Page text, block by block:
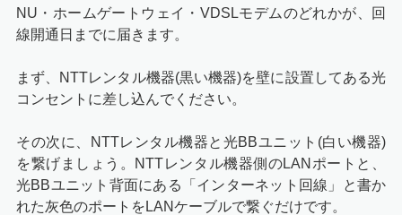
NU・ホームゲートウェイ・VDSLモデムのどれかが、回
線開通日までに届きます。
まず、NTTレンタル機器(黒い機器)を壁に設置してある光
コンセントに差し込んでください。
その次に、NTTレンタル機器と光BBユニット(白い機器)
を繋げましょう。NTTレンタル機器側のLANポートと、
光BBユニット背面にある「インターネット回線」と書か
れた灰色のポートをLANケーブルで繋ぐだけです。